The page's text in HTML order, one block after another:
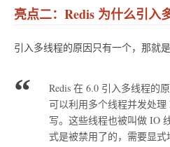
亮点二：Redis 为什么引入
引入多线程的原因只有一个，那就是
Redis 在 6.0 引入多线程的
可以利用多个线程并发处
写。这些线程也被叫做 IO
式是被禁用了的，需要显式